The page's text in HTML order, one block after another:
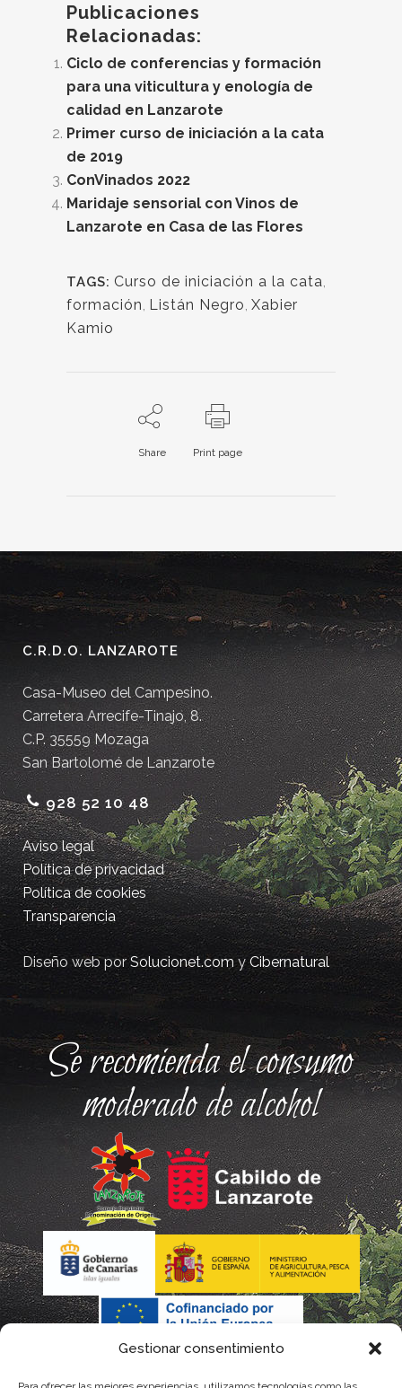
Gestionar consentimiento
Publicaciones
Relacionadas:
Ciclo de conferencias y formación
para una viticultura y enología de
calidad en Lanzarote
Primer curso de iniciación a la cata
de 2019
ConVinados 2022
Maridaje sensorial con Vinos de
Lanzarote en Casa de las Flores
TAGS: Curso de iniciación a la cata,
formación, Listán Negro, Xabier
Kamio
Share Print page
C.R.D.O. LANZAROTE
Casa-Museo del Campesino.
Carretera Arrecife-Tinajo, 8.
C.P. 35559 Mozaga
San Bartolomé de Lanzarote
928 52 10 48
Aviso legal
Política de privacidad
Política de cookies
Transparencia
Diseño web porSolucionet.comyCibernatural
Se recomienda el consumo
moderado de alcohol